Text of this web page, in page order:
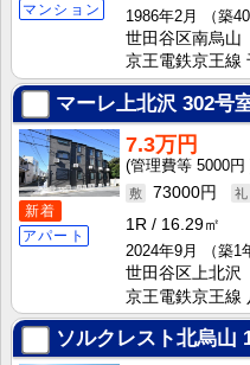
マンション 1986年2月
（築
世田谷区南烏山
京王電鉄京王線
マーレ上北沢 302号
新着
アパート
7.3万円
5000円
73000円
1R
16.29㎡
2024年9月
（築1
世田谷区上北沢
京王電鉄京王線
ソルクレスト北烏山